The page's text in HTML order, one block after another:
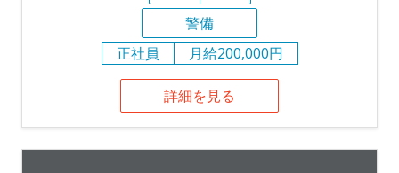
警備
正社員
月給200,000円
詳細を見る